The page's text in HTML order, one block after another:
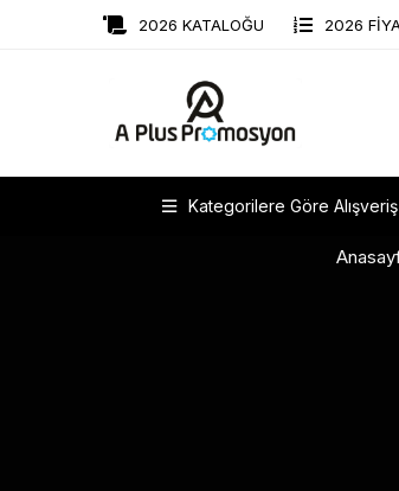
2026 KATALOĞU 2026
Kategorilere Göre Alışveriş